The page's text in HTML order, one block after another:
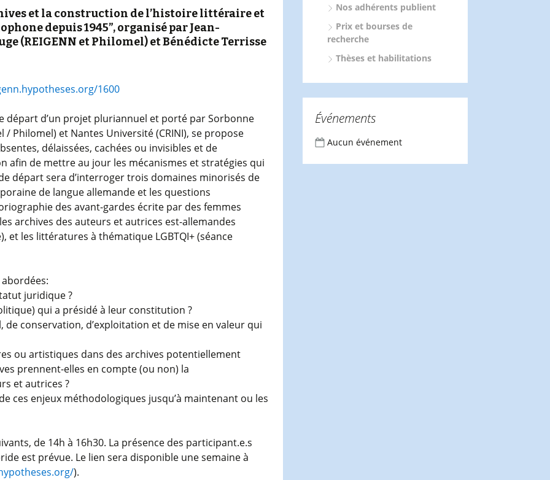
et la construction de l’histoire littéraire et
depuis 1945”, organisé par Jean-
(REIGENN et Philomel) et Bénédicte Terrisse
1600
départ d’un projet pluriannuel et porté par Sorbonne
/ Philomel) et Nantes Université (CRINI), se propose
délaissées, cachées ou invisibles et de
afin de mettre au jour les mécanismes et stratégies qui
départ sera d’interroger trois domaines minorisés de
de langue allemande et les questions
des avant-gardes écrite par des femmes
archives des auteurs et autrices est-allemandes
et les littératures à thématique LGBTQI+ (séance
juridique ?
qui a présidé à leur constitution ?
conservation, d’exploitation et de mise en valeur qui
ou artistiques dans des archives potentiellement
prennent-elles en compte (ou non) la
et autrices ?
ces enjeux méthodologiques jusqu’à maintenant ou les
de 14h à 16h30. La présence des participant.e.s
est prévue. Le lien sera disponible une semaine à
).
Nos adhérents publient
Prix et bourses de
recherche
Thèses et habilitations
Événements
Aucun événement